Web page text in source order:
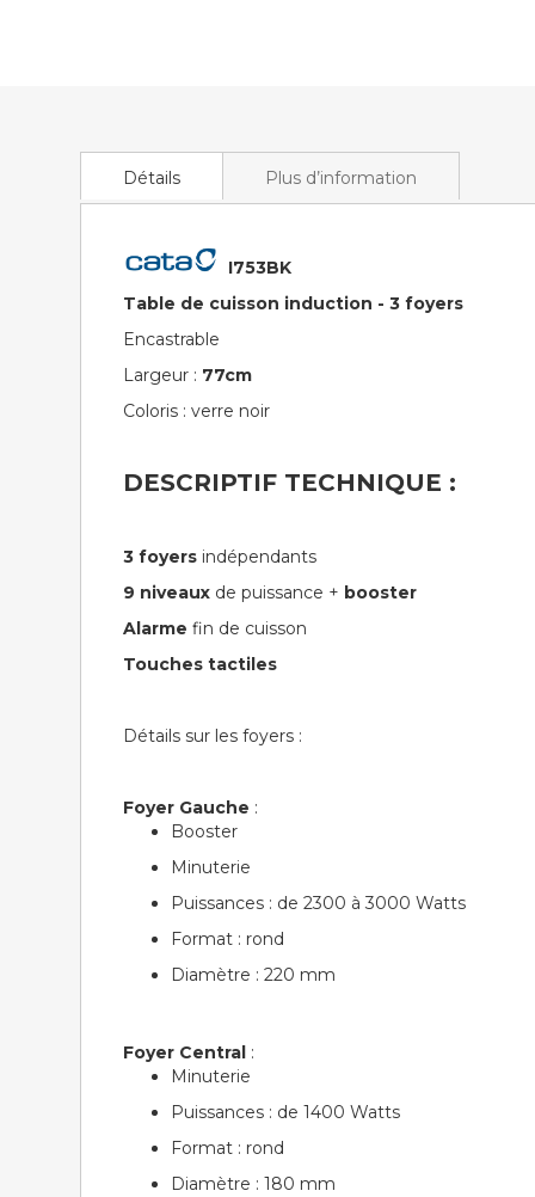
Détails
I753BK
Table de cuisson induction - 3 foyers
Encastrable
Largeur : 77cm
Coloris : verre noir
DESCRIPTIF TECHNIQUE :
3 foyers indépendants
9 niveaux de puissance + booster
Alarmefin de cuisson
Touches tactiles
Détails sur les foyers :
Foyer Gauche :
Booster
Minuterie
Puissances : de 2300 à 3000 Watts
Format : rond
Diamètre : 220 mm
Foyer Central :
Minuterie
Puissances : de 1400 Watts
Format : rond
Diamètre : 180 mm
Plus d’information